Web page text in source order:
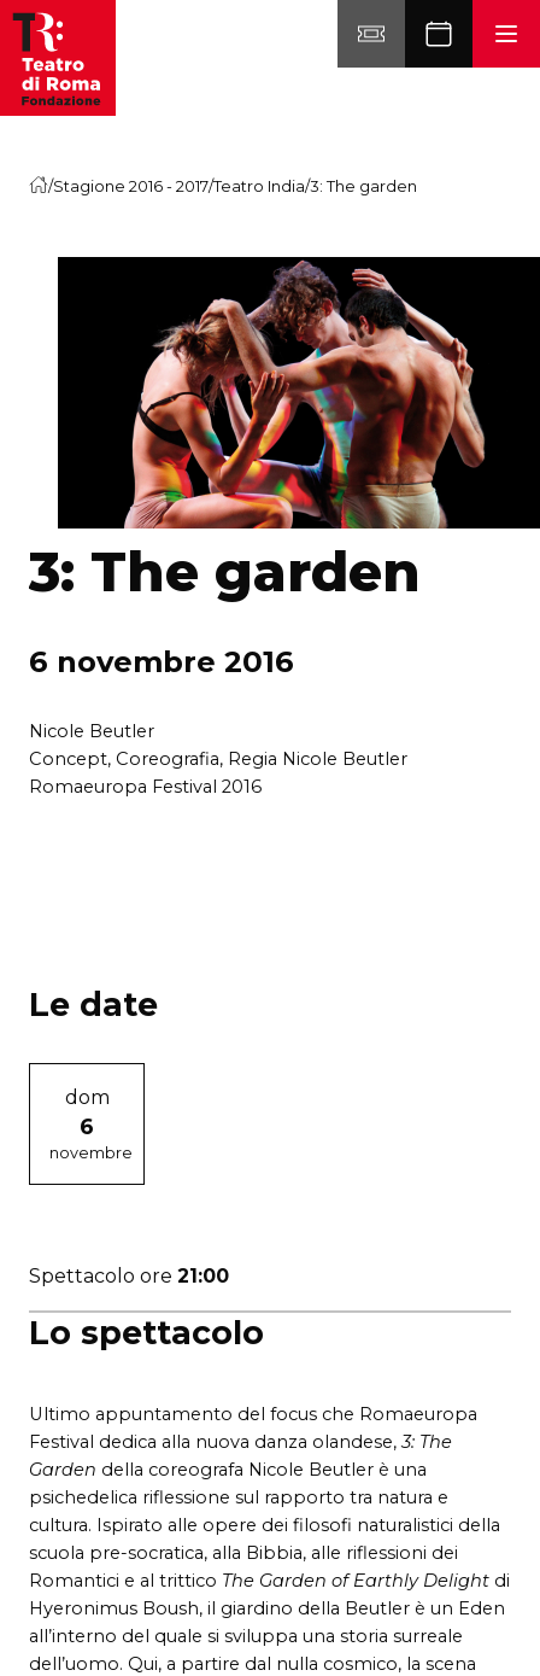
Vai al contenuto
/Stagione 2016 - 2017/Teatro India/3: The garden
3: The garden
6 novembre 2016
Nicole Beutler
Concept, Coreografia, Regia Nicole Beutler
Romaeuropa Festival 2016
Lo spettacolo
Ultimo appuntamento del focus che Romaeuropa
Festival dedica alla nuova danza olandese,3: The
Garden della coreografa Nicole Beutler è una
psichedelica riflessione sul rapporto tra natura e
cultura. Ispirato alle opere dei filosofi naturalistici della
scuola pre-socratica, alla Bibbia, alle riflessioni dei
Romantici e al trittico The Garden of Earthly Delight di
Hyeronimus Boush, il giardino della Beutler è un Eden
all’interno del quale si sviluppa una storia surreale
dell’uomo. Qui, a partire dal nulla cosmico, la scena
Le date
dom
6
novembre
Spettacolo ore 21:00